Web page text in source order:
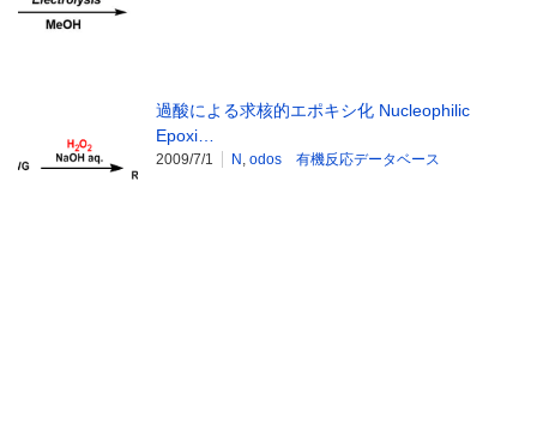
過酸による求核的エポキシ化 Nucleophilic
Epoxi…
2009/7/1 N odos 有機反応データベース